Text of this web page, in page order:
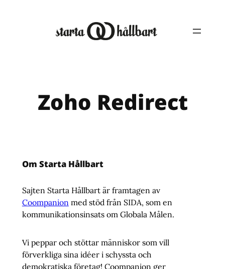
Zoho Redirect
Om Starta Hållbart
Sajten Starta Hållbart är framtagen av
Coompanionmed stöd från SIDA, som en
kommunikationsinsats om Globala Målen.
Vi peppar och stöttar människor som vill
förverkliga sina idéer i schyssta och
demokratiska företag! Coompanion ger